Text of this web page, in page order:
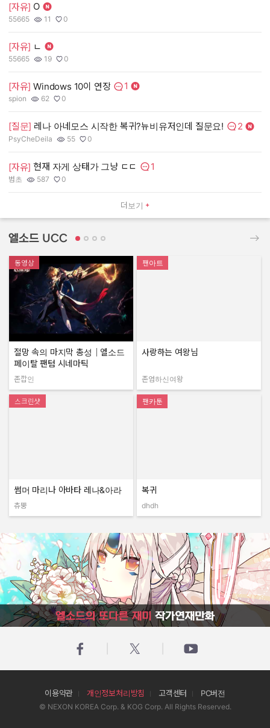
더보기
[자유] O
작성자:
55665
조회수:
11
추천수:
0
[자유] ㄴ
작성자:
55665
조회수:
19
추천수:
0
[자유] Windows 10이 연장 댓글수:
1
작성자:
spion
조회수:
62
추천수:
0
[질문] 레나 아네모스 시작한 복귀?뉴비유저인데 질문요! 댓글수:
2
작성자:
PsyCheDeila
조회수:
55
추천수:
0
[자유] 현재 자게 상태가 그냥 ㄷㄷ 댓글수:
1
작성자:
범초
조회수:
587
추천수:
0
엘소드 UCC
동영상
절망 속의 마지막 총성｜엘소드
페이탈 팬텀 시네마틱
작성자:
존깝인
팬아트
사랑하는 여왕님
작성자:
존엄하신여왕
스크린샷
썸머 마리나 아바타 레나&아라
작성자:
츄뿡
팬카툰
복귀
dhdh
엘소드의 또다른 재미 작가연재만화
이용약관 개인정보처리방침 고객센터 PC버전
© NEXON KOREA Corp. & KOG Corp. All Rights Reserved.